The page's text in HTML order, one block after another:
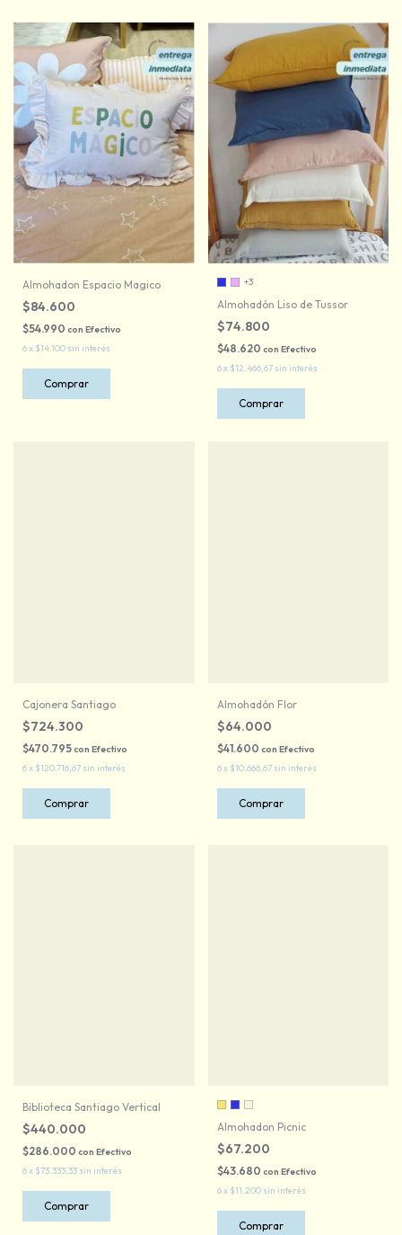
Almohadon Espacio Magico
$84.600
$54.990 con Efectivo
6x $14.100 sin interés
+3
Almohadón Liso de Tussor
$74.800
$48.620 con Efectivo
6x $12.466,67 sin interés
Comprar
Cajonera Santiago
$724.300
$470.795con Efectivo
6x $120.716,67 sin interés
Comprar
Almohadón Flor
$64.000
$41.600 con Efectivo
6x $10.666,67 sin interés
Biblioteca Santiago Vertical
$440.000
$286.000 con Efectivo
6x $73.333,33 sin interés
Comprar
Almohadon Picnic
$67.200
$43.680 con Efectivo
6x $11.200 sin interés
Comprar